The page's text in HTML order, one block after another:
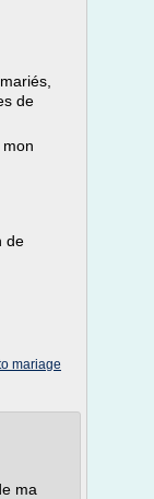
de
de
mariage
ma